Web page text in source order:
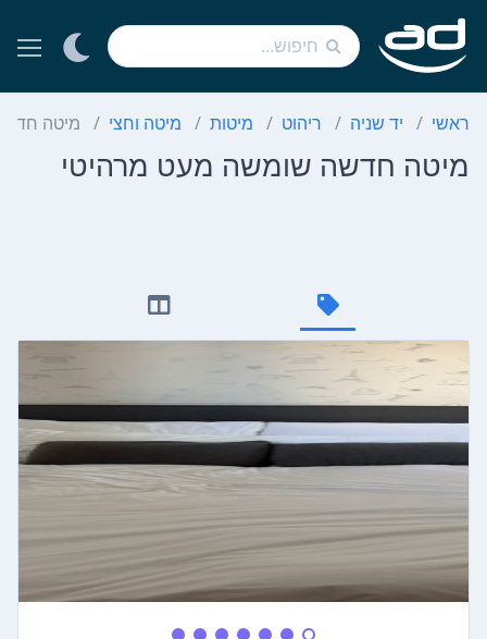
ראשי יד שניה ריהוט מיטות מיטה וחצי מיטה
מיטה חדשה שומשה מעט מרהיטי